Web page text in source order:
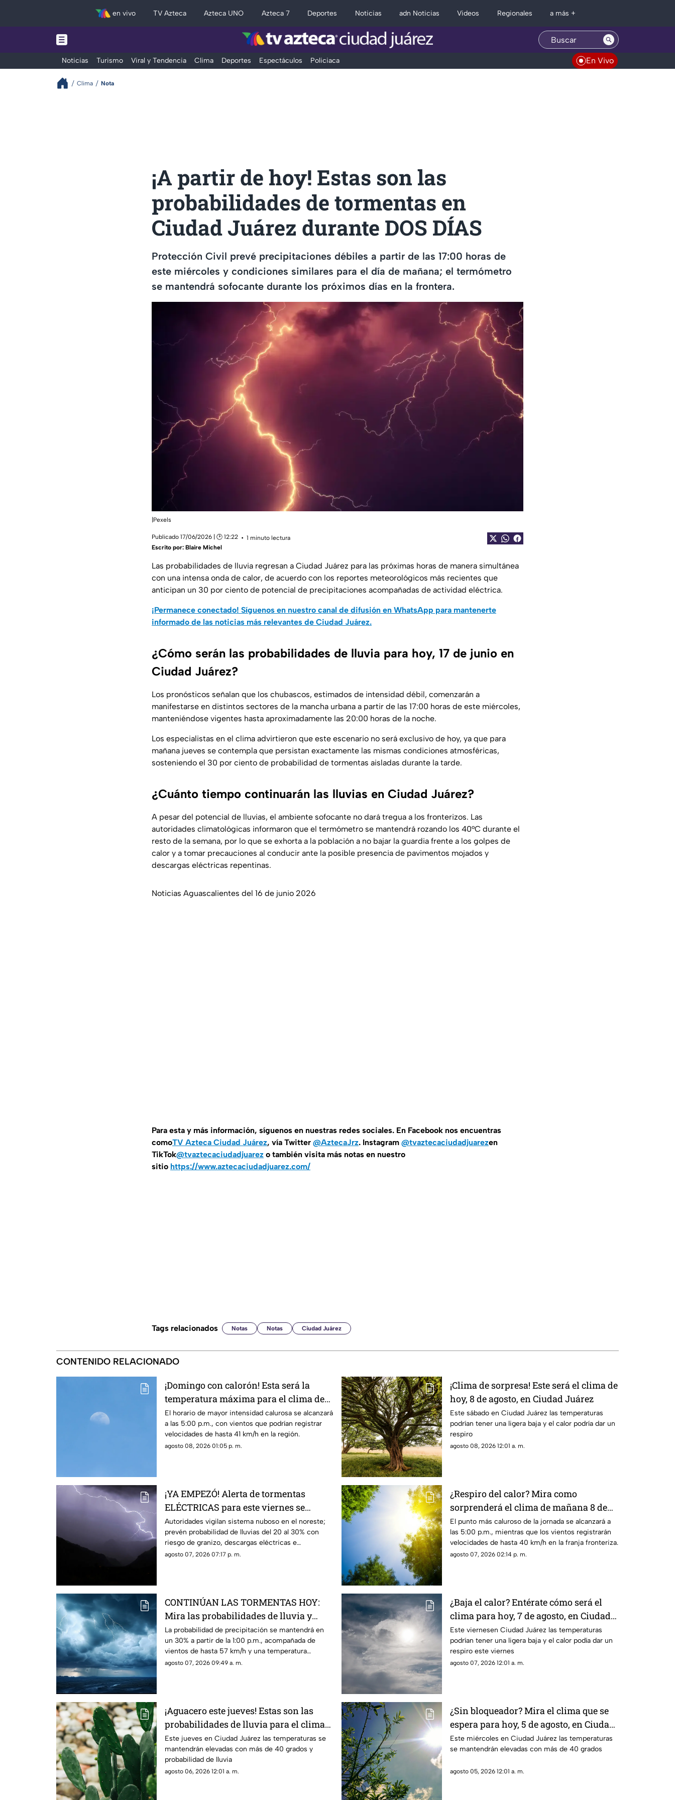
en vivo TV Azteca Azteca UNO Azteca 7 Deportes Noticias adn Noticias Videos Regionales a más +
Noticias Turismo Viral y Tendencia Clima Deportes Espectáculos Policiaca En Vivo
Clima Nota
¡A partir de hoy! Estas son las
probabilidades de tormentas en
Ciudad Juárez durante DOS DÍAS
Protección Civil prevé precipitaciones débiles a partir de las 17:00 horas de
este miércoles y condiciones similares para el día de mañana; el termómetro
se mantendrá sofocante durante los próximos días en la frontera.
|Pexels
Publicado 17/06/2026 | 🕑 12:22
1 minuto lectura
Escrito por: Blaire Michel
Las probabilidades de lluvia regresan a Ciudad Juárez para las próximas horas de manera simultánea
con una intensa onda de calor, de acuerdo con los reportes meteorológicos más recientes que
anticipan un 30 por ciento de potencial de precipitaciones acompañadas de actividad eléctrica.
¡Permanece conectado! Síguenos en nuestro canal de difusión en WhatsApp para mantenerte
informado de las noticias más relevantes de Ciudad Juárez.
¿Cómo serán las probabilidades de lluvia para hoy, 17 de junio en
Ciudad Juárez?
Los pronósticos señalan que los chubascos, estimados de intensidad débil, comenzarán a
manifestarse en distintos sectores de la mancha urbana a partir de las 17:00 horas de este miércoles,
manteniéndose vigentes hasta aproximadamente las 20:00 horas de la noche.
Los especialistas en el clima advirtieron que este escenario no será exclusivo de hoy, ya que para
mañana jueves se contempla que persistan exactamente las mismas condiciones atmosféricas,
sosteniendo el 30 por ciento de probabilidad de tormentas aisladas durante la tarde.
¿Cuánto tiempo continuarán las lluvias en Ciudad Juárez?
A pesar del potencial de lluvias, el ambiente sofocante no dará tregua a los fronterizos. Las
autoridades climatológicas informaron que el termómetro se mantendrá rozando los 40°C durante el
resto de la semana, por lo que se exhorta a la población a no bajar la guardia frente a los golpes de
calor y a tomar precauciones al conducir ante la posible presencia de pavimentos mojados y
descargas eléctricas repentinas.
Noticias Aguascalientes del 16 de junio 2026
Para esta y más información, síguenos en nuestras redes sociales. En Facebook nos encuentras
comoTV Azteca Ciudad Juárez, vía Twitter @AztecaJrz. Instagram @tvaztecaciudadjuarezen
TikTok@tvaztecaciudadjuarez o también visita más notas en nuestro
sitio https://www.aztecaciudadjuarez.com/
Tags relacionados Notas Notas Ciudad Juárez
CONTENIDO RELACIONADO
¡Domingo con calorón! Esta será la
temperatura máxima para el clima de
mañana en Ciudad Juárez
El horario de mayor intensidad calurosa se alcanzará
a las 5:00 p.m., con vientos que podrían registrar
velocidades de hasta 41 km/h en la región.
agosto 08, 2026 01:05 p. m.
¡Clima de sorpresa! Este será el clima de
hoy, 8 de agosto, en Ciudad Juárez
Este sábado en Ciudad Juárez las temperaturas
podrían tener una ligera baja y el calor podría dar un
respiro
agosto 08, 2026 12:01 a. m.
¡YA EMPEZÓ! Alerta de tormentas
ELÉCTRICAS para este viernes se
mantiene vigente: Protección civil
Autoridades vigilan sistema nuboso en el noreste;
prevén probabilidad de lluvias del 20 al 30% con
riesgo de granizo, descargas eléctricas e
inundaciones.
agosto 07, 2026 07:17 p. m.
¿Respiro del calor? Mira como
sorprenderá el clima de mañana 8 de
agosto, en Ciudad Juárez
El punto más caluroso de la jornada se alcanzará a
las 5:00 p.m., mientras que los vientos registrarán
velocidades de hasta 40 km/h en la franja fronteriza.
agosto 07, 2026 02:14 p. m.
CONTINÚAN LAS TORMENTAS HOY:
Mira las probabilidades de lluvia y
VIENTOS para este viernes en Ciudad
Juárez
La probabilidad de precipitación se mantendrá en
un 30% a partir de la 1:00 p.m., acompañada de
vientos de hasta 57 km/h y una temperatura
máxima de 38°C.
agosto 07, 2026 09:49 a. m.
¿Baja el calor? Entérate cómo será el
clima para hoy, 7 de agosto, en Ciudad
Juárez
Este viernesen Ciudad Juárez las temperaturas
podrían tener una ligera baja y el calor podía dar un
respiro este viernes
agosto 07, 2026 12:01 a. m.
¡Aguacero este jueves! Estas son las
probabilidades de lluvia para el clima
de hoy en Ciudad Juárez
Este jueves en Ciudad Juárez las temperaturas se
mantendrán elevadas con más de 40 grados y
probabilidad de lluvia
agosto 06, 2026 12:01 a. m.
¿Sin bloqueador? Mira el clima que se
espera para hoy, 5 de agosto, en Ciudad
Juárez
Este miércoles en Ciudad Juárez las temperaturas
se mantendrán elevadas con más de 40 grados
agosto 05, 2026 12:01 a. m.